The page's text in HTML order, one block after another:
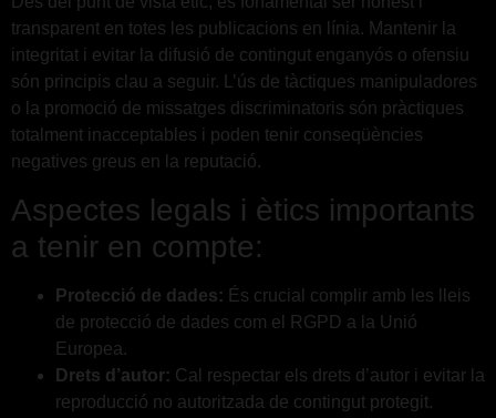
transparent en totes les publicacions en línia. Mantenir la
integritat i evitar la difusió de contingut enganyós o ofensiu
són principis clau a seguir. L’ús de tàctiques manipuladores
o la promoció de missatges discriminatoris són pràctiques
totalment inacceptables i poden tenir conseqüències
negatives greus en la reputació.
Aspectes legals i ètics importants
a tenir en compte:
Protecció de dades: És crucial complir amb les lleis
de protecció de dades com el RGPD a la Unió
Europea.
Drets d’autor: Cal respectar els drets d’autor i evitar la
reproducció no autoritzada de contingut protegit.